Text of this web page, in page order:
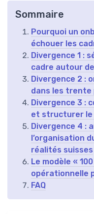
Sommaire
Pourquoi un
échouer les
Divergence 1 :
cadre autour
Divergence 2 :
dans les trente
Divergence 3 :
et structurer le
Divergence 4 :
l’organisation
réalités suisses
Le modèle «
opérationnelle
FAQ